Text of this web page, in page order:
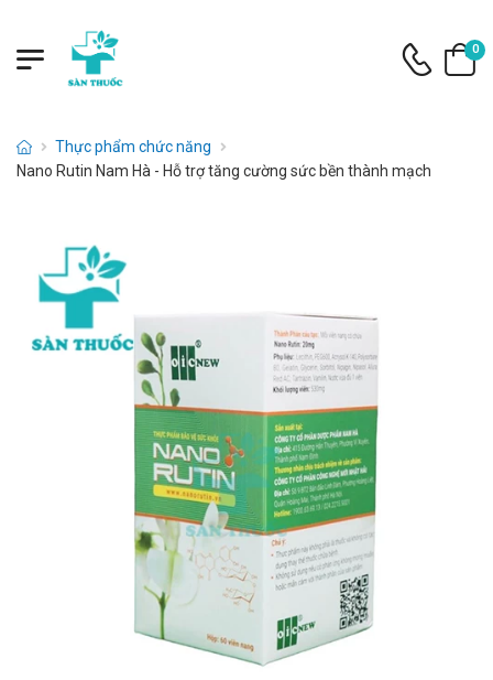
0
Thực phẩm chức năng
Nano Rutin Nam Hà - Hỗ trợ tăng cường sức bền thành mạch